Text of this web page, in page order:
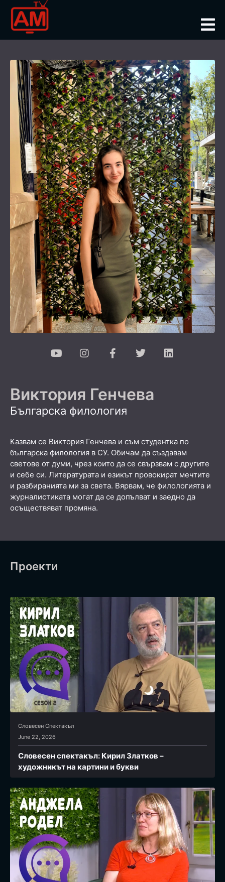
Виктория Генчева
Българска филология
Казвам се Виктория Генчева и съм студентка по
българска филология в СУ. Обичам да създавам
светове от думи, чрез които да се свързвам с другите
и себе си. Литературата и езикът провокират мечтите
и разбиранията ми за света. Вярвам, че филологията и
журналистиката могат да се допълват и заедно да
осъществяват промяна.
Проекти
Словесен Спектакъл
June 22, 2026
Словесен спектакъл: Кирил Златков –
художникът на картини и букви